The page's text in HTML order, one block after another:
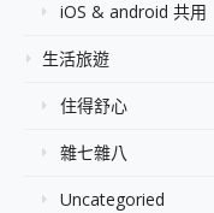
iOS & android 共用
生活旅遊
住得舒心
雜七雜八
Uncategoried